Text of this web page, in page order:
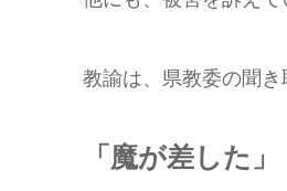
教諭は、県教委の聞き
「魔が差した」